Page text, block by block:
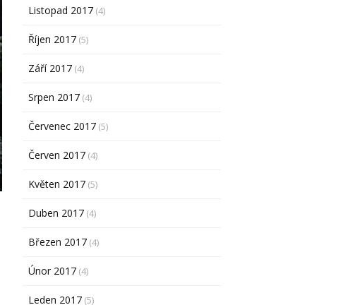
Listopad 2017 (4)
Říjen 2017 (5)
Září 2017 (4)
Srpen 2017 (4)
Červenec 2017 (5)
Červen 2017 (4)
Květen 2017 (5)
Duben 2017 (4)
Březen 2017 (4)
Únor 2017 (4)
Leden 2017 (5)